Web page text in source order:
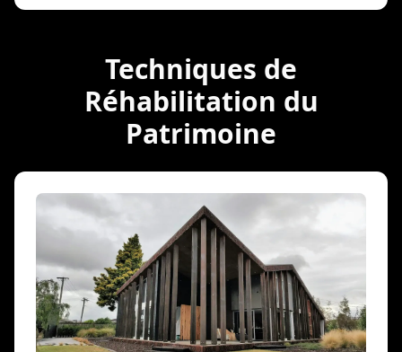
Techniques de
Réhabilitation du
Patrimoine